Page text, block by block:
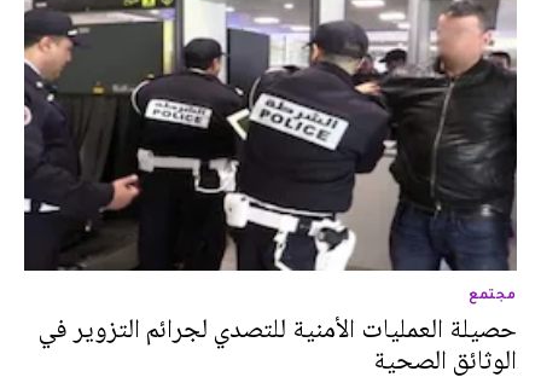
مجتمع
حصيلة العمليات الأمنية للتصدي لجرائم التزوير في
الوثائق الصحية